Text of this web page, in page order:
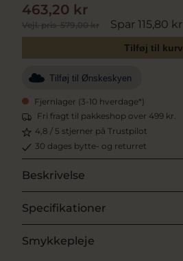
Vejl. pris579,00 kr Spar 115,80 kr
463,20 kr
Tilføj til kurv
Tilføj til Ønskeskyen
Fjernlager (3-10 hverdage*)
Fri fragt til pakkeshop over 499 kr.
4,8 / 5 stjerner på Trustpilot
30 dages bytte- og returret
Beskrivelse
Specifikationer
Smykkepleje